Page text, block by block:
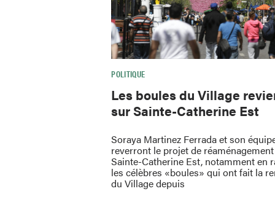
POLITIQUE
Les boules du Village
sur Sainte-Catherine Est
Soraya Martinez Ferrada et son
reverront le projet de
Sainte-Catherine Est, notamment en
les célèbres «boules» qui ont fait la
du Village depuis